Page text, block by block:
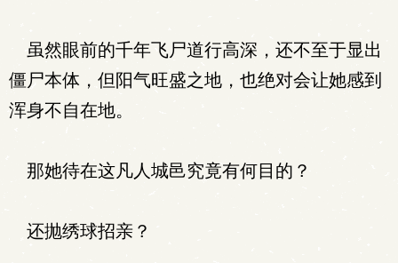
虽然眼前的千年飞尸道行高深，还不至于显出
僵尸本体，但阳气旺盛之地，也绝对会让她感到
浑身不自在地。
那她待在这凡人城邑究竟有何目的？
还抛绣球招亲？